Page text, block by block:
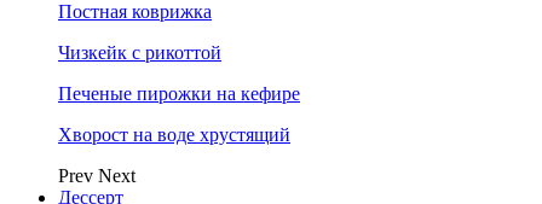
Постная коврижка
Чизкейк с рикоттой
Печеные пирожки на кефире
Хворост на воде хрустящий
Prev Next
Дессерт